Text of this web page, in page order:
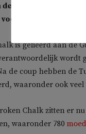
demonstratie in
vrouwen in
is gelieerd aan de
wordt
de coup hebben de
waaronder ook veel
Chalk zitten er
waaronder 780